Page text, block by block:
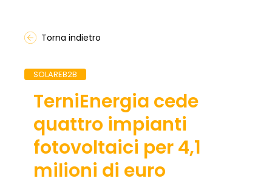
Torna indietro
SOLAREB2B
TerniEnergia cede
quattro impianti
fotovoltaici per 4,1
milioni di euro